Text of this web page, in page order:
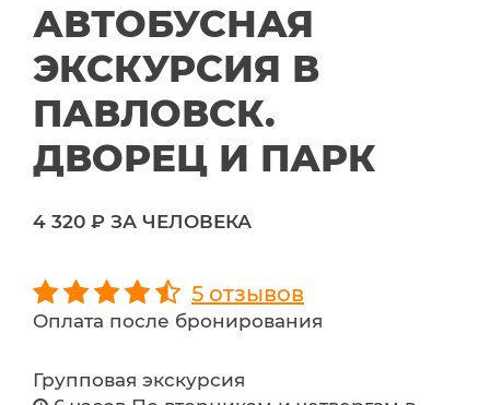
ЭКСКУРСИИ ПО СОЧИ
О НАС
АВТОБУСНАЯ
ЭКСКУРСИЯ В
ПАВЛОВСК.
ДВОРЕЦ И ПАРК
4 320 ₽ ЗА ЧЕЛОВЕКА
5 отзывов
Оплата после бронирования
Групповая экскурсия